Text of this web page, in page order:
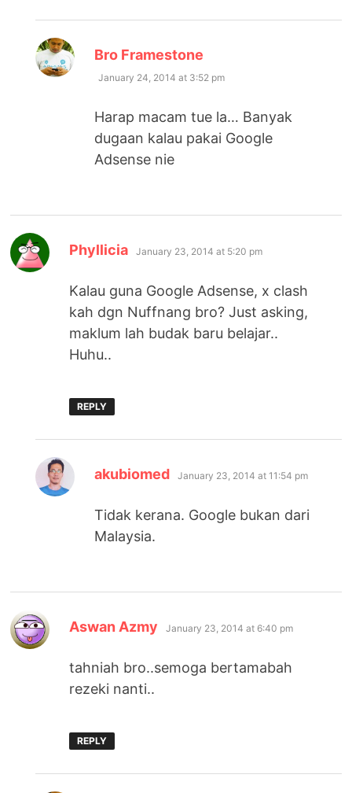
Bro Framestone
January 24, 2014 at 3:52 pm
Harap macam tue la… Banyak
dugaan kalau pakai Google
Adsense nie
Phyllicia says:
January 23, 2014 at 5:20 pm
Kalau guna Google Adsense, x clash
kah dgn Nuffnang bro? Just asking,
maklum lah budak baru belajar..
Huhu..
REPLY
akubiomed says:
January 23, 2014 at 11:54 pm
Tidak kerana. Google bukan dari
Malaysia.
Aswan Azmy says:
January 23, 2014 at 6:40 pm
tahniah bro..semoga bertamabah
rezeki nanti..
REPLY